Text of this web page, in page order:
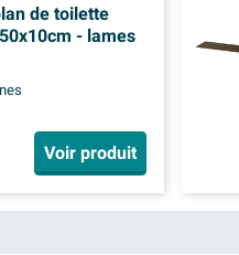
de toilette
- lames
Voir produit